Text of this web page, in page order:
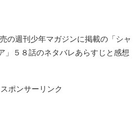
の週刊少年マガジンに掲載の「シャ
」５８話のネタバレあらすじと感想
スポンサーリンク